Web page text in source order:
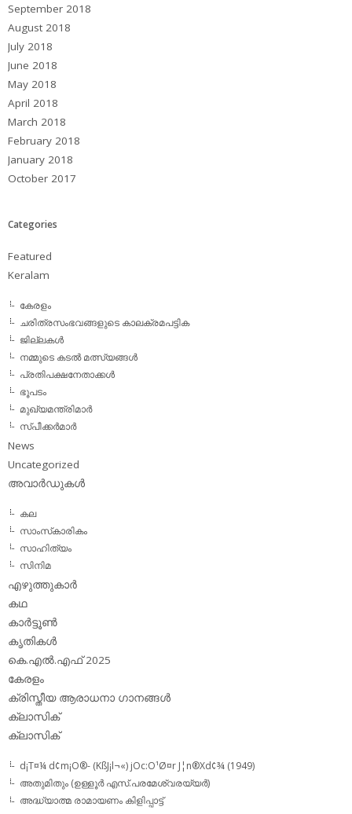
September 2018
August 2018
July 2018
June 2018
May 2018
April 2018
March 2018
February 2018
January 2018
October 2017
Categories
Featured
Keralam
കേരളം
ചരിത്രസംഭവങ്ങളുടെ കാലക്രമപട്ടിക
ജില്ലകള്‍
നമ്മുടെ കടല്‍ മത്സ്യങ്ങള്‍
പ്രതിപക്ഷനേതാക്കള്‍
ഭൂപടം
മുഖ്യമന്ത്രിമാര്‍
സ്പീക്കര്‍മാര്‍
News
Uncategorized
അവാര്‍ഡുകള്‍
കല
സാംസ്‌കാരികം
സാഹിത്യം
സിനിമ
എഴുത്തുകാര്‍
കഥ
കാര്‍ട്ടൂണ്‍
കൃതികള്‍
കെ.എല്‍.എഫ് 2025
കേരളം
ക്രിസ്തീയ ആരാധനാ ഗാനങ്ങള്‍
ക്ലാസിക്‌
ക്ലാസിക്
d¡T¤¼ d¢m¡O®- (KßJ¡l¬«) jOc:O¹Ø¤r J¦n®Xd¢¾ (1949)
അതുമിതും (ഉള്ളൂര്‍ എസ്.പരമേശ്വരയ്യര്‍)
അദ്ധ്യാത്മ രാമായണം കിളിപ്പാട്ട്‌